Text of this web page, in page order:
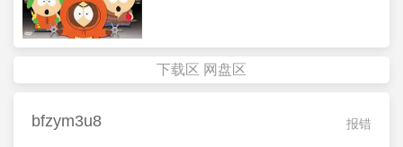
下载区 网盘区
报错
bfzym3u8